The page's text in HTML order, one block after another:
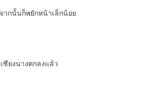
ากนั้นก็พยักหน้าเล็กน้อย
ซียงนางตกลงแล้ว